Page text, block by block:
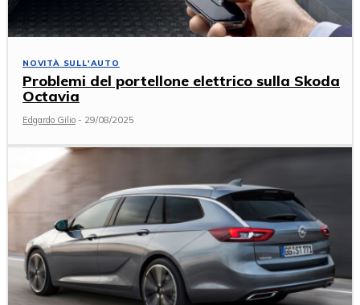
NOVITÀ SULL'AUTO
Problemi del portellone elettrico sulla Skoda
Octavia
Edgardo Gilio - 29/08/2025